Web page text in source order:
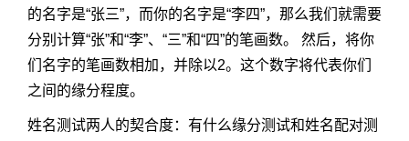
的名字是“张三”，而你的名字是“李四”，那么我们就需要
分别计算“张”和“李”、“三”和“四”的笔画数。 然后，将你
们名字的笔画数相加，并除以2。这个数字将代表你们
之间的缘分程度。
姓名测试两人的契合度：有什么缘分测试和姓名配对测